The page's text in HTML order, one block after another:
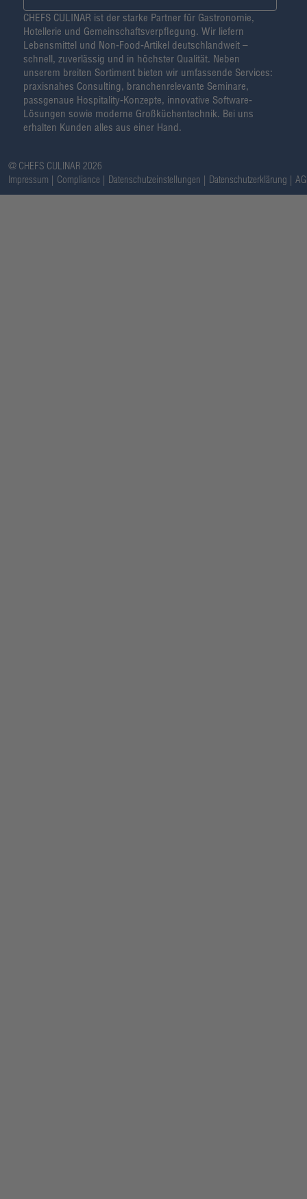
CHEFS CULINAR ist der starke Partner für Gastronomie,
Hotellerie und Gemeinschaftsverpflegung. Wir liefern
Lebensmittel und Non-Food-Artikel deutschlandweit –
schnell, zuverlässig und in höchster Qualität. Neben
unserem breiten Sortiment bieten wir umfassende Services:
praxisnahes Consulting, branchenrelevante Seminare,
passgenaue Hospitality-Konzepte, innovative Software-
Lösungen sowie moderne Großküchentechnik. Bei uns
erhalten Kunden alles aus einer Hand.
@ CHEFS CULINAR 2026
Impressum
Compliance Datenschutzeinstellungen Datenschutzerklärung